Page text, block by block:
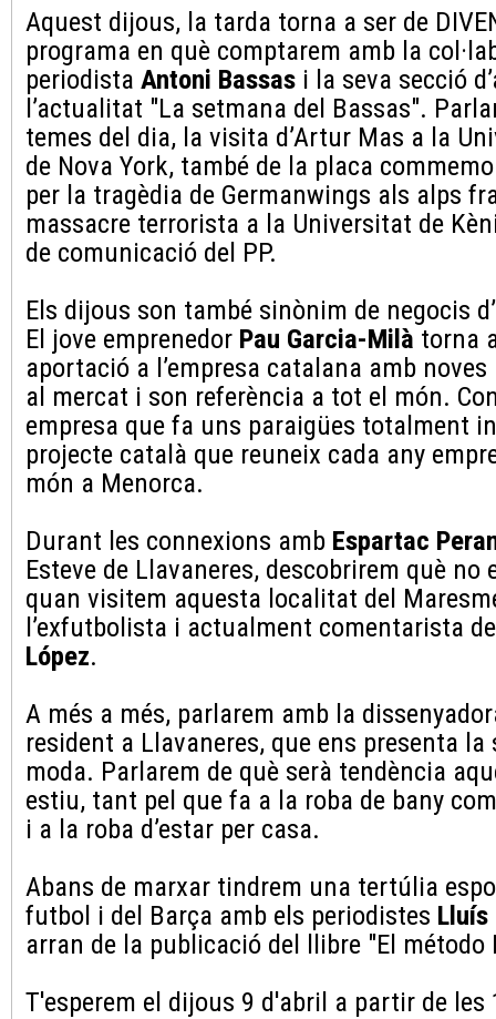
Aquest dijous, la tarda torna a ser de
programa en què comptarem amb la
periodista Antoni Bassas i la seva secció
l’actualitat "La setmana del Bassas".
temes del dia, la visita d’Artur Mas a la
de Nova York, també de la placa
per la tragèdia de Germanwings als alps
massacre terrorista a la Universitat de
de comunicació del PP.
Els dijous son també sinònim de negocis
El jove emprenedor Pau Garcia-Milà torna
aportació a l’empresa catalana amb
al mercat i son referència a tot el món.
empresa que fa uns paraigües totalment
projecte català que reuneix cada any
món a Menorca.
Durant les connexions amb Espartac
Esteve de Llavaneres, descobrirem què no
quan visitem aquesta localitat del
l’exfutbolista i actualment comentarista
López.
A més a més, parlarem amb la
resident a Llavaneres, que ens presenta la
moda. Parlarem de què serà tendència
estiu, tant pel que fa a la roba de bany
i a la roba d’estar per casa.
Abans de marxar tindrem una tertúlia
futbol i del Barça amb els periodistes Lluís
arran de la publicació del llibre "El método
T'esperem el dijous 9 d'abril a partir de les